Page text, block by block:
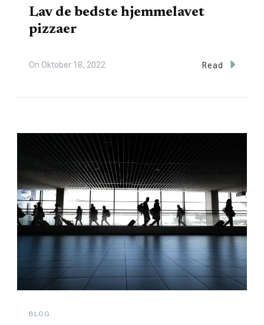
Lav de bedste hjemmelavet
pizzaer
On Oktober 18, 2022 Read
BLOG